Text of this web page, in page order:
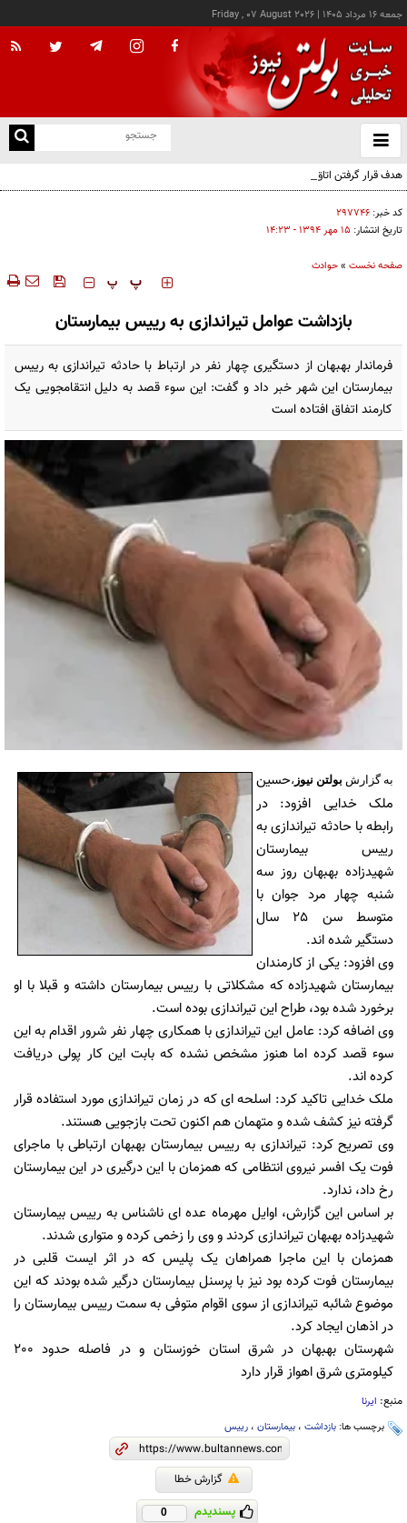
جمعه ۱۶ مرداد ۱۴۰۵ |
Friday , 07 August 2026
باز
و
هدف قرار گرفتن اتاق‌ فرماندهی مزدوران عربستان در یمن
کد خبر: ۲۹۷۷۴۶
تاریخ انتشار: ۱۵ مهر ۱۳۹۴ - ۱۴:۲۳
صفحه نخست »حوادث
‍‍‍ پ پ
بازداشت عوامل تیراندازی به رییس بیمارستان
فرماندار بهبهان از دستگیری چهار نفر در ارتباط با حادثه تیراندازی به رییس
بیمارستان این شهر خبر داد و گفت: این سوء قصد به دلیل انتقامجویی یک
کارمند اتفاق افتاده است
به گزارش بولتن نیوز ،حسین
ملک خدایی افزود: در
رابطه با حادثه تیراندازی به
رییس بیمارستان
شهیدزاده بهبهان روز سه
شنبه چهار مرد جوان با
متوسط سن 25 سال
دستگیر شده اند.
وی افزود: یکی از کارمندان
بیمارستان شهیدزاده که مشکلاتی با رییس بیمارستان داشته و قبلا با او
برخورد شده بود، طراح این تیراندازی بوده است.
وی اضافه کرد: عامل این تیراندازی با همکاری چهار نفر شرور اقدام به این
سوء قصد کرده اما هنوز مشخص نشده که بابت این کار پولی دریافت
کرده اند.
ملک خدایی تاکید کرد: اسلحه ای که در زمان تیراندازی مورد استفاده قرار
گرفته نیز کشف شده و متهمان هم اکنون تحت بازجویی هستند.
وی تصریح کرد: تیراندازی به رییس بیمارستان بهبهان ارتباطی با ماجرای
فوت یک افسر نیروی انتظامی که همزمان با این درگیری در این بیمارستان
رخ داد، ندارد.
بر اساس این گزارش، اوایل مهرماه عده ای ناشناس به رییس بیمارستان
شهیدزاده بهبهان تیراندازی کردند و وی را زخمی کرده و متواری شدند.
همزمان با این ماجرا همراهان یک پلیس که در اثر ایست قلبی در
بیمارستان فوت کرده بود نیز با پرسنل بیمارستان درگیر شده بودند که این
موضوع شائبه تیراندازی از سوی اقوام متوفی به سمت رییس بیمارستان را
در اذهان ایجاد کرد.
شهرستان بهبهان در شرق استان خوزستان و در فاصله حدود 200
کیلومتری شرق اهواز قرار دارد
منبع: ایرنا
برچسب ها: بازداشت ، بیمارستان ، رییس
گزارش خطا
پسندیدم 0